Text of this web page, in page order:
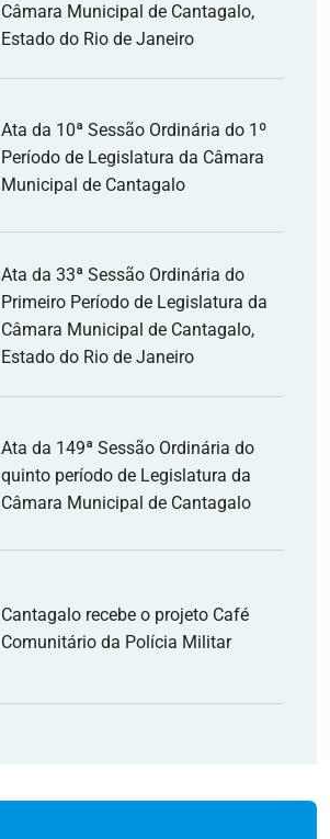
Câmara Municipal de Cantagalo,
Estado do Rio de Janeiro
Ata da 10ª Sessão Ordinária do 1º
Período de Legislatura da Câmara
Municipal de Cantagalo
Ata da 33ª Sessão Ordinária do
Primeiro Período de Legislatura da
Câmara Municipal de Cantagalo,
Estado do Rio de Janeiro
Ata da 149ª Sessão Ordinária do
quinto período de Legislatura da
Câmara Municipal de Cantagalo
Cantagalo recebe o projeto Café
Comunitário da Polícia Militar